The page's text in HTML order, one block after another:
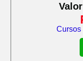
Cursos